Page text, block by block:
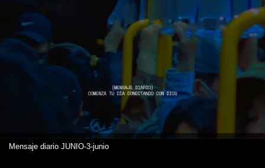
Mensaje diario JUNIO-3-junio